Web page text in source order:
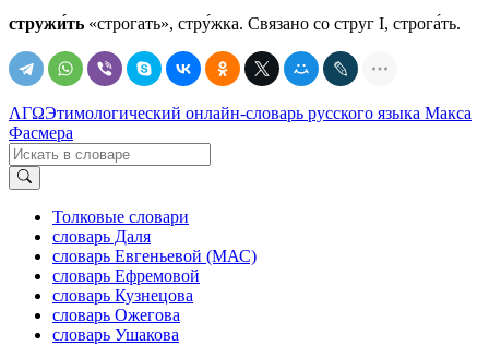
стружи́ть «строгать», стру́жка. Связано со струг I, строга́ть.
ΛΓΩЭтимологический онлайн-словарь русского языка Макса
Фасмера
Толковые словари
словарь Даля
словарь Евгеньевой (МАС)
словарь Ефремовой
словарь Кузнецова
словарь Ожегова
словарь Ушакова